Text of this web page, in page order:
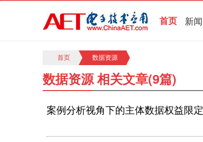
首页 新闻
首页 数据资源
数据资源 相关文章(9篇)
案例分析视角下的主体数据权益限定